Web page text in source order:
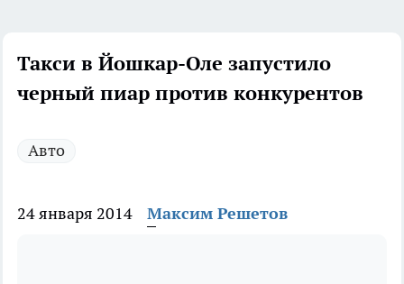
Такси в Йошкар-Оле запустило
черный пиар против конкурентов
Авто
24 января 2014 Максим Решетов